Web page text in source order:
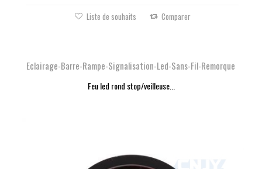
Liste de souhaits Comparer
Eclairage-Barre-Rampe-Signalisation-Led-Sans-Fil-Remorque
Feu led rond stop/veilleuse...